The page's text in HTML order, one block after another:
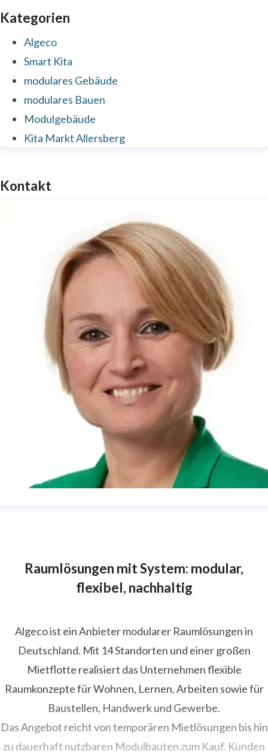
Kategorien
Algeco
Smart Kita
modulares Gebäude
modulares Bauen
Modulgebäude
Kita Markt Allersberg
Kontakt
Raumlösungen mit System: modular,
flexibel, nachhaltig
Algeco ist ein Anbieter modularer Raumlösungen in
Deutschland. Mit 14 Standorten und einer großen
Mietflotte realisiert das Unternehmen flexible
Raumkonzepte für Wohnen, Lernen, Arbeiten sowie für
Baustellen, Handwerk und Gewerbe.
Das Angebot reicht von temporären Mietlösungen bis hin
zu dauerhaft nutzbaren Modulbauten zum Kauf. Kunden